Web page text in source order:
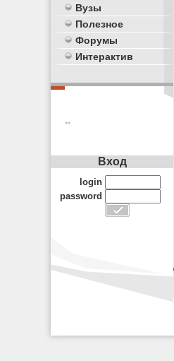
Вузы
Полезное
Форумы
Интерактив
**
Вход
login
password